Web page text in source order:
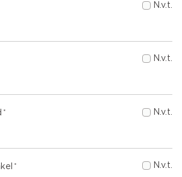
N.v.t.
N.v.t.
N.v.t.
N.v.t.